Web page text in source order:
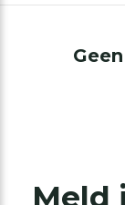
Meld